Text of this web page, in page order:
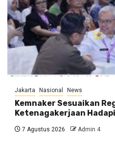
Jakarta Nasional News
Kemnaker Sesuaikan
Ketenagakerjaan
7 Agustus 2026 Admin 4